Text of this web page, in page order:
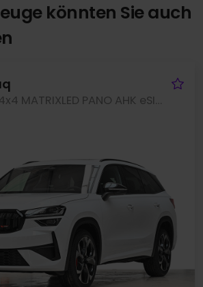
könnten Sie auch
Kodiaq 2.0 RS 4x4 MATRIXLED PANO AHK eSITZE